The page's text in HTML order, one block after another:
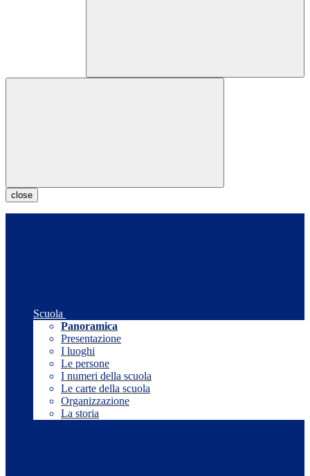
close
Scuola
Panoramica
Presentazione
I luoghi
Le persone
I numeri della scuola
Le carte della scuola
Organizzazione
La storia